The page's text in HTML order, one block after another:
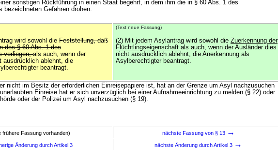
sonstigen Rückführung in einen Staat begehrt, in dem ihm die in § 60 Abs. 1 des
bezeichneten Gefahren drohen.
wird sowohl die Feststellung, daß
des § 60 Abs. 1 des
vorliegen,als auch, wenn der
ausdrücklich ablehnt, die
beantragt.
(Text neue Fassung)
(2) Mit jedem Asylantrag wird sowohl die Zuerkennung der
Flüchtlingseigenschaft als auch, wenn der Ausländer dies
nicht ausdrücklich ablehnt, die Anerkennung als
Asylberechtigter beantragt.
nicht im Besitz der erforderlichen Einreisepapiere ist, hat an der Grenze um Asyl nachzusuchen
Einreise hat er sich unverzüglich bei einer Aufnahmeeinrichtung zu melden (§ 22) oder
oder der Polizei um Asyl nachzusuchen (§ 19).
frühere Fassung vorhanden) nächste Fassung von § 13 →
Änderung durch Artikel 3 nächste Änderung durch Artikel 3 →